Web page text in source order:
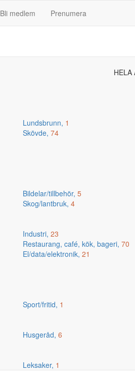
Bli medlem Prenumera
HELA
Lundsbrunn, 1
Skövde, 74
Bildelar/tillbehör, 5
Skog/lantbruk, 4
Industri, 23
Restaurang, café, kök, bageri, 70
El/data/elektronik, 21
Sport/fritid, 1
Husgeråd, 6
Leksaker, 1